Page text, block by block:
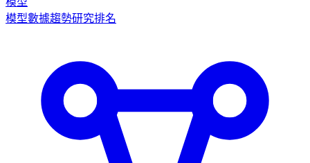
模型數據趨勢研究排名